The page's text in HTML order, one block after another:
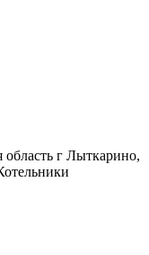
область г Лыткарино,